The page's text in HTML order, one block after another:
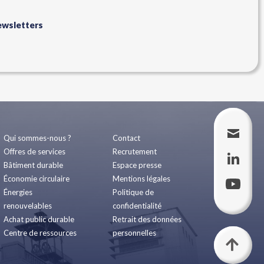
Qui sommes-nous ?
Offres de services
Bâtiment durable
Économie circulaire
Énergies
renouvelables
Achat public durable
Centre de ressources
Contact
Recrutement
Espace presse
Mentions légales
Politique de
confidentialité
Retrait des données
personnelles